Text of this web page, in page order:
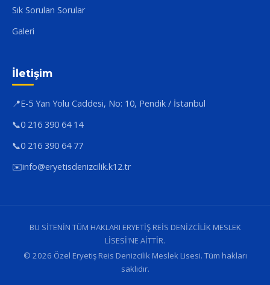
Sık Sorulan Sorular
Galeri
İletişim
📍E-5 Yan Yolu Caddesi, No: 10, Pendik / İstanbul
📞0 216 390 64 14
📞0 216 390 64 77
✉️info@eryetisdenizcilik.k12.tr
BU SİTENİN TÜM HAKLARI ERYETİŞ REİS DENİZCİLİK MESLEK
LİSESİ'NE AİTTİR.
© 2026 Özel Eryetiş Reis Denizcilik Meslek Lisesi. Tüm hakları
saklıdır.